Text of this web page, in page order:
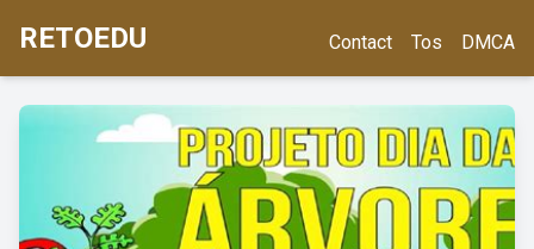
RETOEDU Contact Tos DMCA